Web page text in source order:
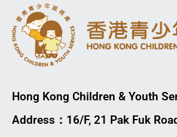
Hong Kong Children & Youth
Address：16/F, 21 Pak Fuk